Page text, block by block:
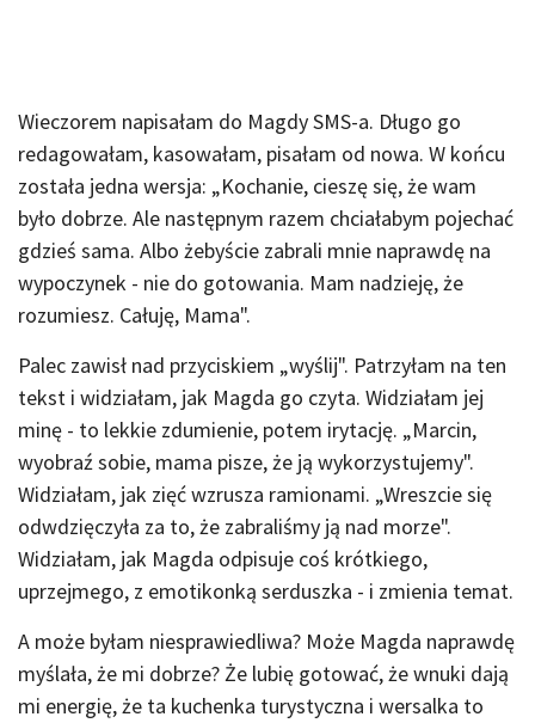
Wieczorem napisałam do Magdy SMS-a. Długo go
redagowałam, kasowałam, pisałam od nowa. W końcu
została jedna wersja: „Kochanie, cieszę się, że wam
było dobrze. Ale następnym razem chciałabym pojechać
gdzieś sama. Albo żebyście zabrali mnie naprawdę na
wypoczynek - nie do gotowania. Mam nadzieję, że
rozumiesz. Całuję, Mama".
Palec zawisł nad przyciskiem „wyślij". Patrzyłam na ten
tekst i widziałam, jak Magda go czyta. Widziałam jej
minę - to lekkie zdumienie, potem irytację. „Marcin,
wyobraź sobie, mama pisze, że ją wykorzystujemy".
Widziałam, jak zięć wzrusza ramionami. „Wreszcie się
odwdzięczyła za to, że zabraliśmy ją nad morze".
Widziałam, jak Magda odpisuje coś krótkiego,
uprzejmego, z emotikonką serduszka - i zmienia temat.
A może byłam niesprawiedliwa? Może Magda naprawdę
myślała, że mi dobrze? Że lubię gotować, że wnuki dają
mi energię, że ta kuchenka turystyczna i wersalka to